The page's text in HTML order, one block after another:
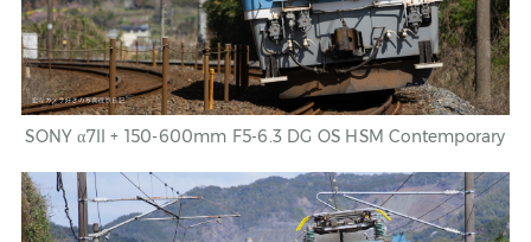
SONY α7II + 150-600mm F5-6.3 DG OS HSM Contemporary